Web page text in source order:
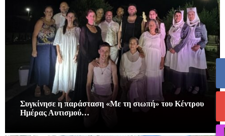
Συγκίνησε η παράσταση «Με τη σιωπή» του Κέντρου
Ημέρας Αυτισμού…